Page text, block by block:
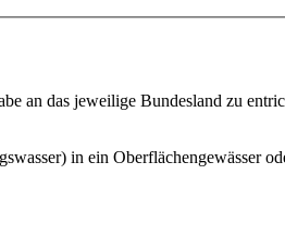
an das jeweilige Bundesland zu
in ein Oberflächengewässer